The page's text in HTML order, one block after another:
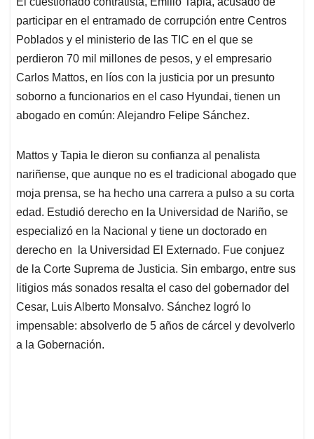
s
A
p
p
b
o
o
k
e
d
I
n
l
a
d
s
participar en el entramado de corrupción entre Centros
Poblados y el ministerio de las TIC en el que se
perdieron 70 mil millones de pesos, y el empresario
Carlos Mattos, en líos con la justicia por un presunto
soborno a funcionarios en el caso Hyundai, tienen un
abogado en común: Alejandro Felipe Sánchez.
Mattos y Tapia le dieron su confianza al penalista
nariñense, que aunque no es el tradicional abogado que
moja prensa, se ha hecho una carrera a pulso a su corta
edad. Estudió derecho en la Universidad de Nariño, se
especializó en la Nacional y tiene un doctorado en
derecho en la Universidad El Externado. Fue conjuez
de la Corte Suprema de Justicia. Sin embargo, entre sus
litigios más sonados resalta el caso del gobernador del
Cesar, Luis Alberto Monsalvo. Sánchez logró lo
impensable: absolverlo de 5 años de cárcel y devolverlo
a la Gobernación.